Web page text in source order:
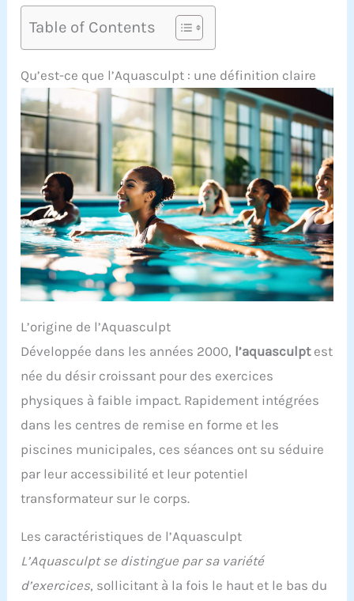
Table of Contents
Qu’est-ce que l’Aquasculpt : une définition claire
L’origine de l’Aquasculpt
Développée dans les années 2000, l’aquasculptest
née du désir croissant pour des exercices
physiques à faible impact. Rapidement intégrées
dans les centres de remise en forme et les
piscines municipales, ces séances ont su séduire
par leur accessibilité et leur potentiel
transformateur sur le corps.
Les caractéristiques de l’Aquasculpt
L’Aquasculpt se distingue par sa variété
d’exercices, sollicitant à la fois le haut et le bas du